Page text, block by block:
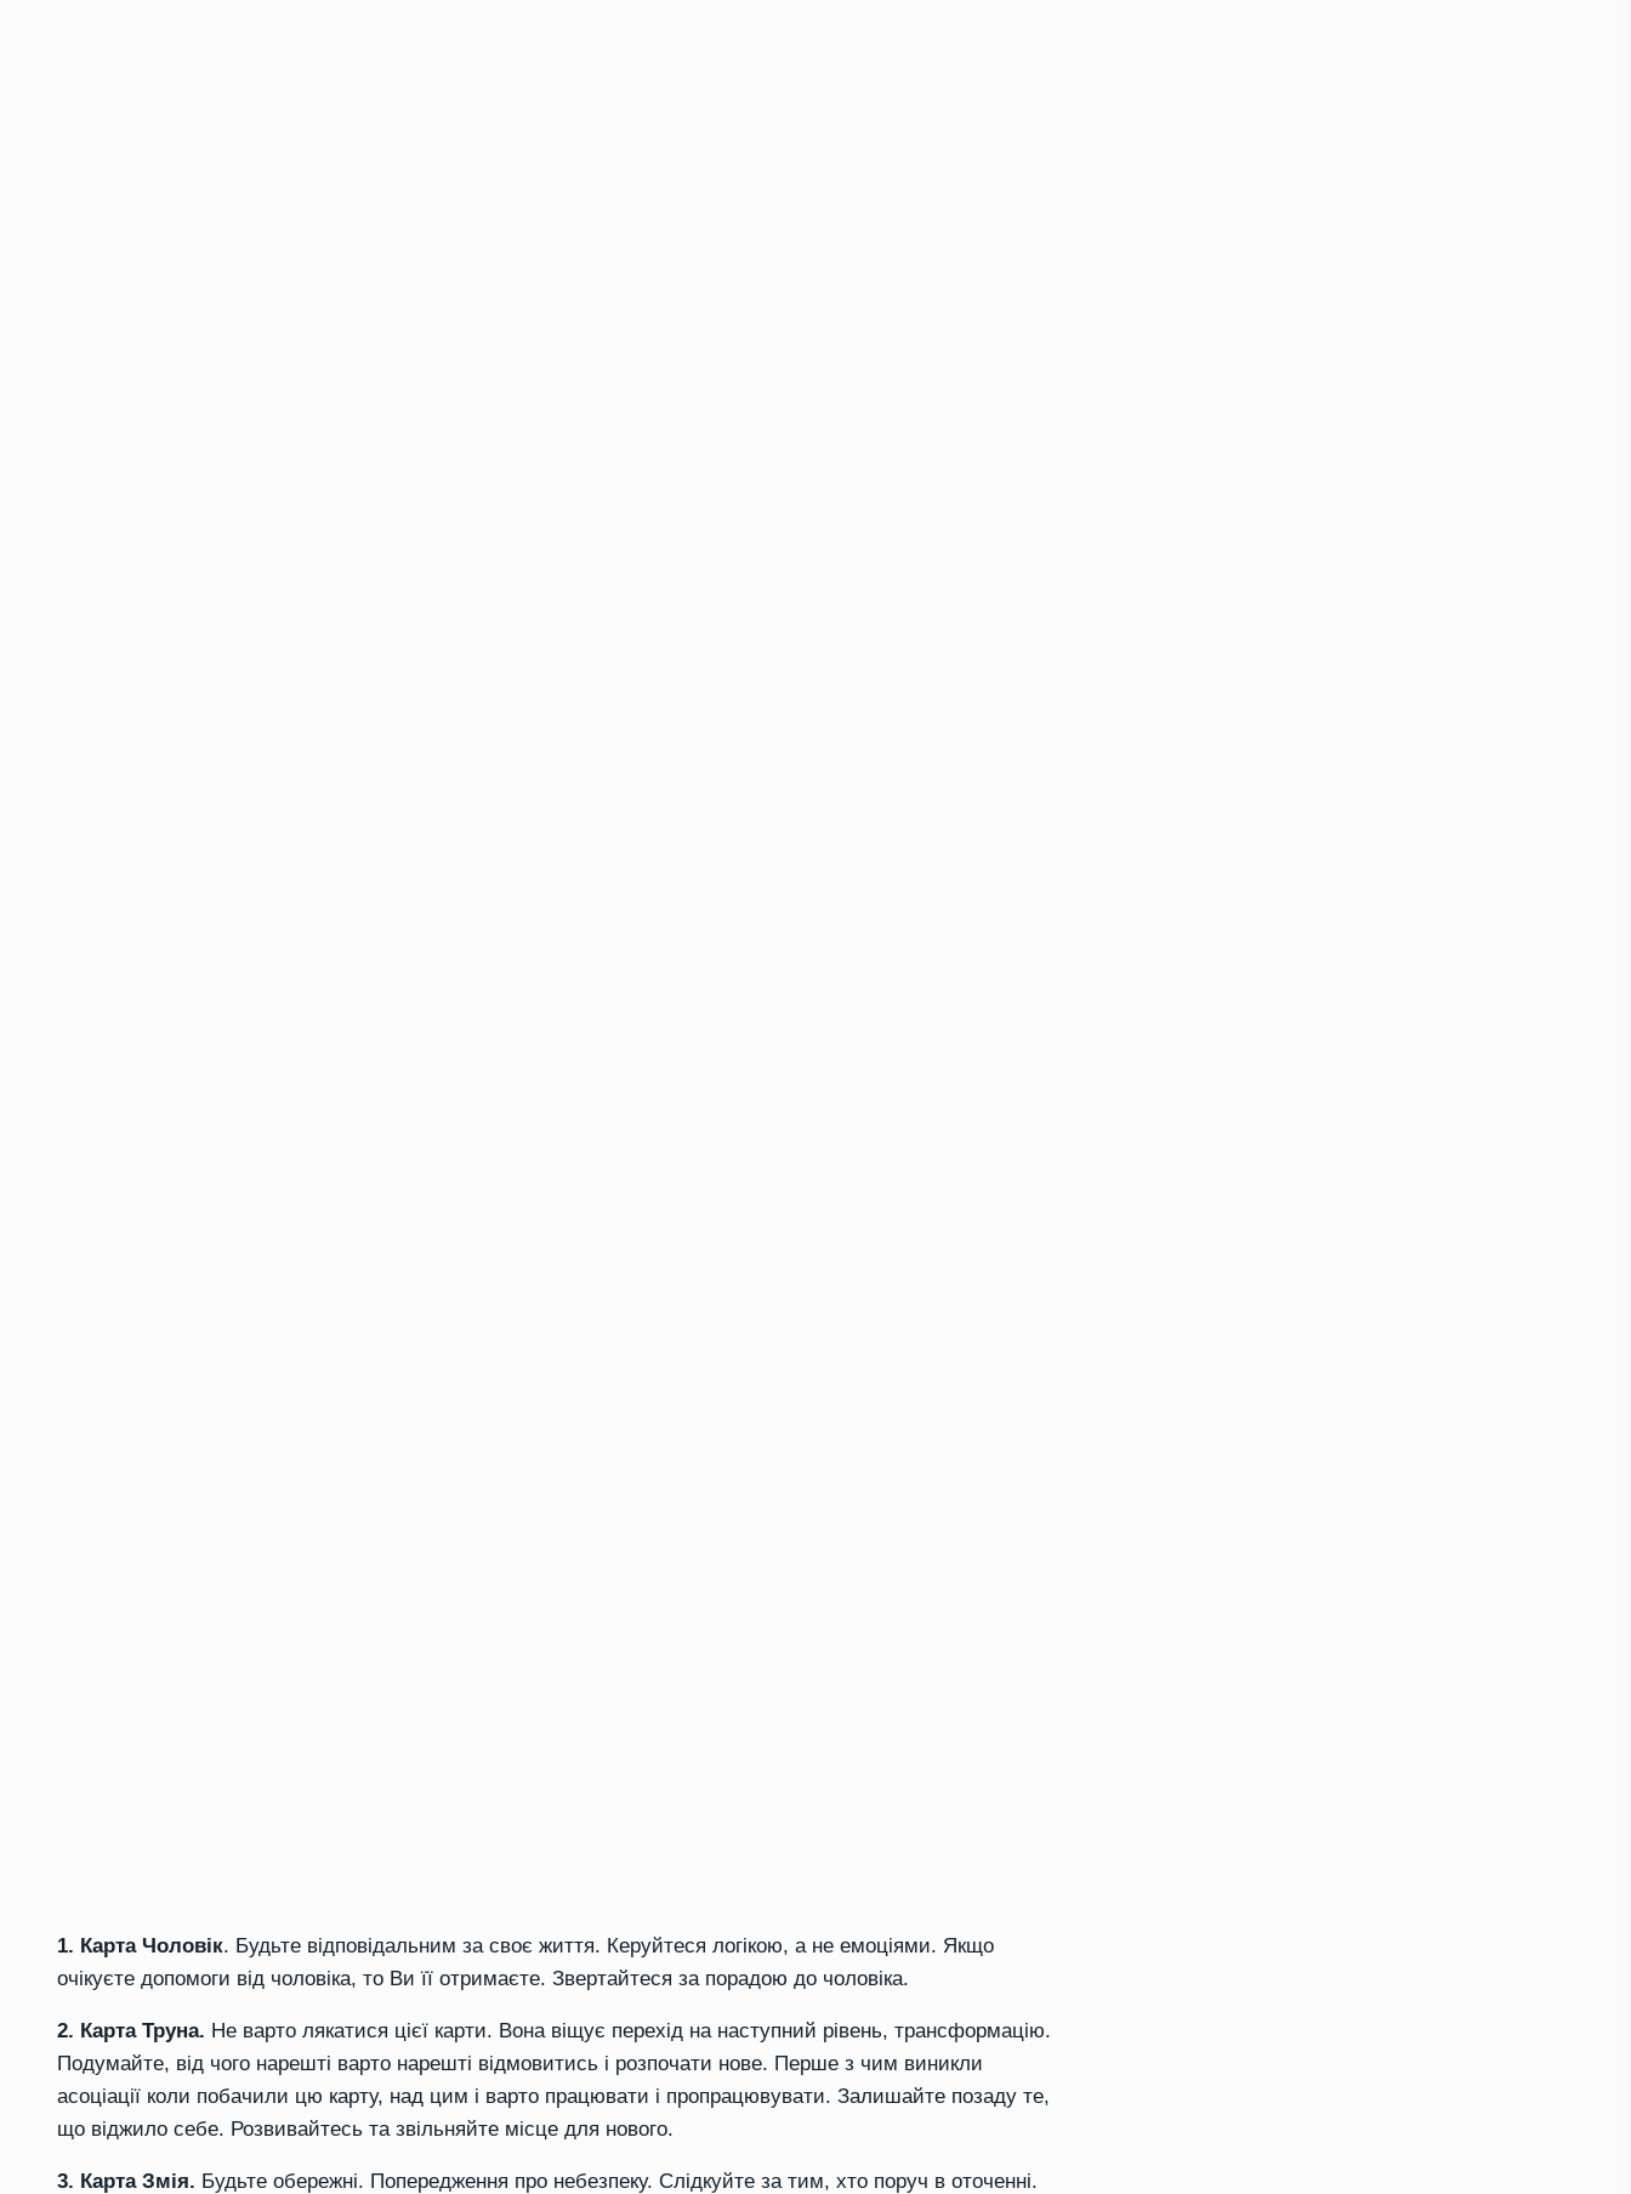
1. Карта Чоловік. Будьте відповідальним за своє життя. Керуйтеся логікою, а не емоціями. Якщо
очікуєте допомоги від чоловіка, то Ви її отримаєте. Звертайтеся за порадою до чоловіка.
2. Карта Труна. Не варто лякатися цієї карти. Вона віщує перехід на наступний рівень, трансформацію.
Подумайте, від чого нарешті варто нарешті відмовитись і розпочати нове. Перше з чим виникли
асоціації коли побачили цю карту, над цим і варто працювати і пропрацювувати. Залишайте позаду те,
що віджило себе. Розвивайтесь та звільняйте місце для нового.
3. Карта Змія. Будьте обережні. Попередження про небезпеку. Слідкуйте за тим, хто поруч в оточенні.